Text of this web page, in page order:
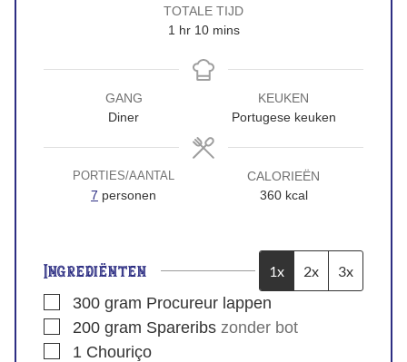
TOTALE TIJD
1 hr 10 mins
GANG
Diner
KEUKEN
Portugese keuken
PORTIES/AANTAL
7 personen
CALORIEËN
360 kcal
Ingrediënten 1x 2x 3x
300 gram Procureur lappen
200 gram Spareribs zonder bot
1 Chouriço